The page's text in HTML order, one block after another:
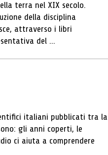
terra nel XIX secolo.
della disciplina
attraverso i libri
del ...
italiani pubblicati tra la
gli anni coperti, le
ci aiuta a comprendere